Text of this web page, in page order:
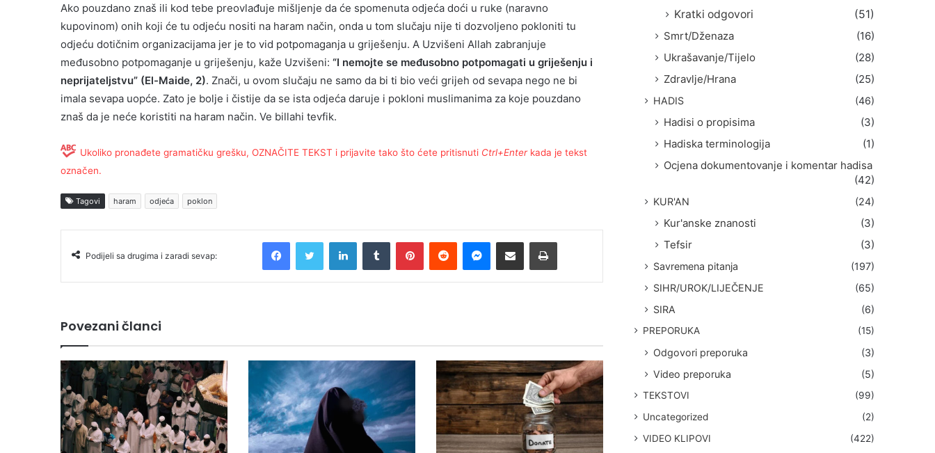
Ako pouzdano znaš ili kod tebe preovlađuje mišljenje da će spomenuta odjeća doći u ruke (naravno
kupovinom) onih koji će tu odjeću nositi na haram način, onda u tom slučaju nije ti dozvoljeno pokloniti tu
odjeću dotičnim organizacijama jer je to vid potpomaganja u griješenju. A Uzvišeni Allah zabranjuje
međusobno potpomaganje u griješenju, kaže Uzvišeni: “I nemojte se međusobno potpomagati u griješenju i
neprijateljstvu” (El-Maide, 2). Znači, u ovom slučaju ne samo da bi ti bio veći grijeh od sevapa nego ne bi
imala sevapa uopće. Zato je bolje i čistije da se ista odjeća daruje i pokloni muslimanima za koje pouzdano
znaš da je neće koristiti na haram način. Ve billahi tevfik.
Ukoliko pronađete gramatičku grešku, OZNAČITE TEKST i prijavite tako što ćete pritisnuti Ctrl+Enterkada je tekst
označen.
Tagovi haram odjeća poklon
Podijeli sa drugima i zaradi sevap:
Povezani članci
Kratki odgovori
(51)
Smrt/Dženaza
(16)
Ukrašavanje/Tijelo
(28)
Zdravlje/Hrana
(25)
HADIS (46)
Hadisi o propisima
(3)
Hadiska terminologija
(1)
Ocjena dokumentovanje i komentar hadisa
(42)
KUR'AN (24)
Kur'anske znanosti
(3)
Tefsir
(3)
Savremena pitanja
(197)
SIHR/UROK/LIJEČENJE
(65)
SIRA
(6)
PREPORUKA (15)
Odgovori preporuka
(3)
Video preporuka
(5)
TEKSTOVI
(99)
Uncategorized
(2)
VIDEO KLIPOVI
(422)